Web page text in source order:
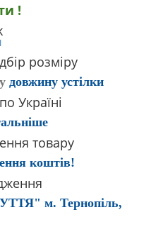
!
розміру
довжину устілки
Україні
товару
коштів!
м. Тернопіль,